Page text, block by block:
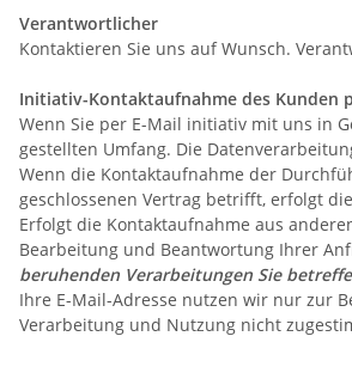
Verantwortlicher
Kontaktieren Sie uns auf Wunsch.
Initiativ-Kontaktaufnahme des Kunden
Wenn Sie per E-Mail initiativ mit uns in
gestellten Umfang. Die
Wenn die Kontaktaufnahme der
geschlossenen Vertrag betrifft, erfolgt
Erfolgt die Kontaktaufnahme aus
Bearbeitung und Beantwortung Ihrer
beruhenden Verarbeitungen Sie
Ihre E-Mail-Adresse nutzen wir nur zur
Verarbeitung und Nutzung nicht